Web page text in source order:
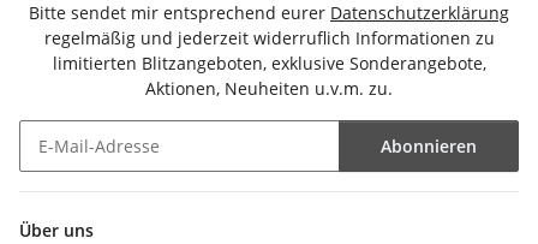
Bitte sendet mir entsprechend eurer Datenschutzerklärung
regelmäßig und jederzeit widerruflich Informationen zu
limitierten Blitzangeboten, exklusive Sonderangebote,
Aktionen, Neuheiten u.v.m. zu.
Abonnieren
Über uns